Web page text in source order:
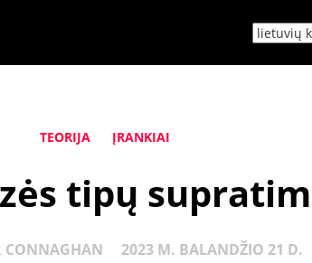
TEORIJA ĮRANKIAI
tipų
CONNAGHAN 2023 M. BALANDŽIO 21 D.